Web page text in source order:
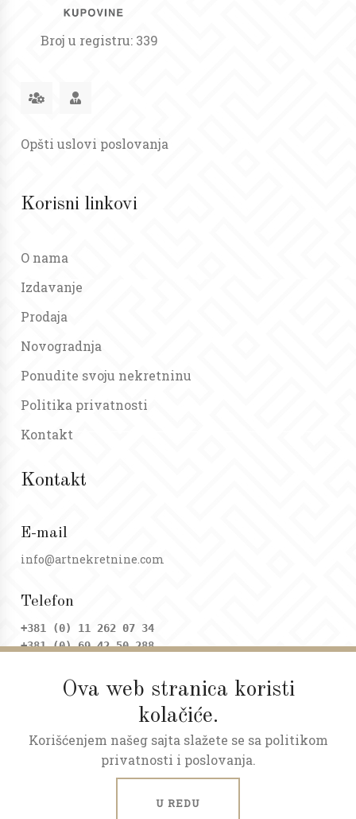
Ova web stranica koristi
kolačiće.
Korišćenjem našeg sajta slažete se sa politikom
privatnosti i poslovanja.
U REDU
Broj u registru: 339
Opšti uslovi poslovanja
Korisni linkovi
O nama
Izdavanje
Prodaja
Novogradnja
Ponudite svoju nekretninu
Politika privatnosti
Kontakt
Kontakt
E-mail
info@artnekretnine.com
Telefon
+381 (0) 11 262 07 34
+381 (0) 69 42 50 288
Adresa
Dositejeva 9, Trg republike
Radno vreme
Ponedeljak - petak: 09 - 20h